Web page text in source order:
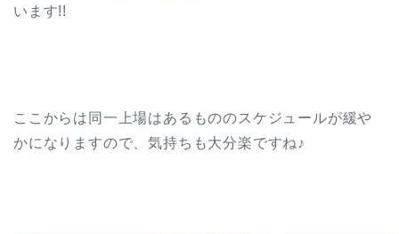
います!!
ここからは同一上場はあるもののスケジュールが緩や
かになりますので、気持ちも大分楽ですね♪